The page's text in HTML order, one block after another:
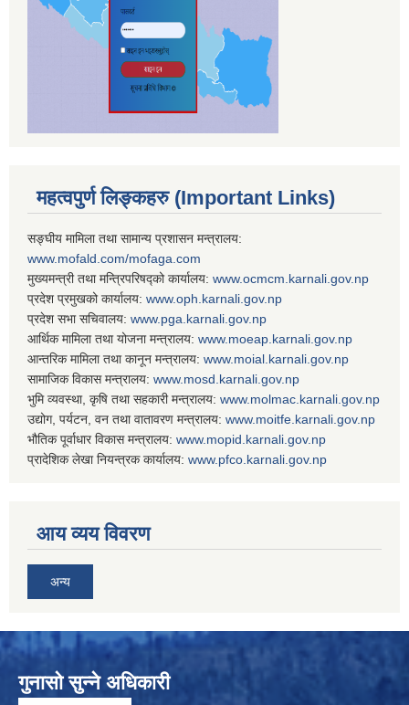
महत्वपुर्ण लिङ्कहरु (Important Links)
सङ्घीय मामिला तथा सामान्य प्रशासन मन्त्रालय:
www.mofald.com/mofaga.com
मुख्यमन्त्री तथा मन्त्रिपरिषद्को कार्यालय: www.ocmcm.karnali.gov.np
प्रदेश प्रमुखको कार्यालय: www.oph.karnali.gov.np
प्रदेश सभा सचिवालय: www. pga.karnali.gov.np
आर्थिक मामिला तथा योजना मन्त्रालय: www. moeap.karnali.gov.np
आन्तरिक मामिला तथा कानून मन्त्रालय: www. moial.karnali.gov.np
सामाजिक विकास मन्त्रालय: www. mosd.karnali.gov.np
भुमि व्यवस्था, कृषि तथा सहकारी मन्त्रालय: www. molmac.karnali.gov.np
उद्योग, पर्यटन, वन तथा वातावरण मन्त्रालय: www. moitfe.karnali.gov.np
भौतिक पूर्वाधार विकास मन्त्रालय: www. mopid.karnali.gov.np
प्रादेशिक लेखा नियन्त्रक कार्यालय: www. pfco.karnali.gov.np
आय व्यय विवरण
अन्य
गुनासो सुन्ने अधिकारी